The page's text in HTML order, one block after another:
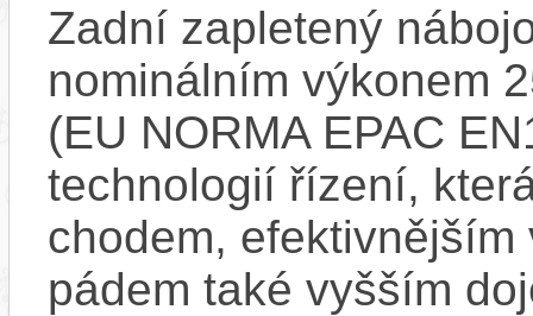
Zadní zapletený
nominálním výkonem
(EU NORMA EPAC
technologií řízení,
chodem,
pádem také vyšším